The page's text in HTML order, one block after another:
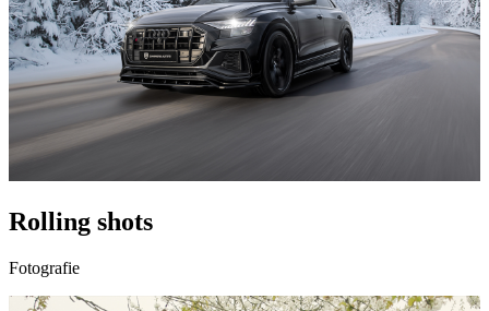
Rolling shots
Fotografie